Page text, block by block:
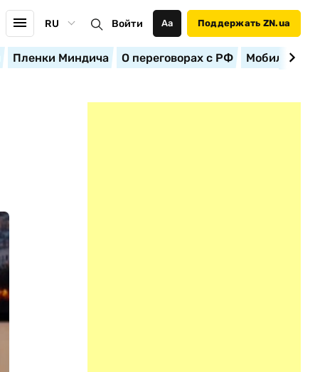
RU Войти Аа Поддержать ZN.ua
Пленки Миндича О переговорах с РФ